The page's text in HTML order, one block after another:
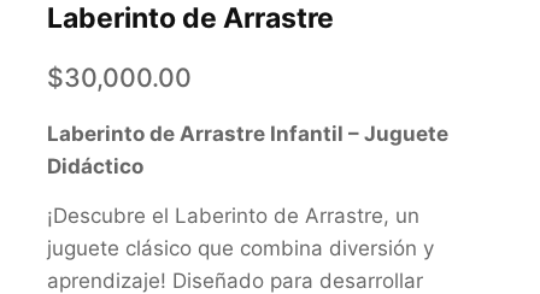
Laberinto de Arrastre
$30,000.00
Laberinto de Arrastre Infantil – Juguete
Didáctico
¡Descubre el Laberinto de Arrastre, un
juguete clásico que combina diversión y
aprendizaje! Diseñado para desarrollar